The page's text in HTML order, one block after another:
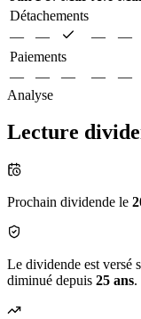
Détachements
—
— — —
Paiements
—
— — — —
Analyse
Lecture
Prochain dividende le
Le dividende est versé
diminué depuis 25 ans.